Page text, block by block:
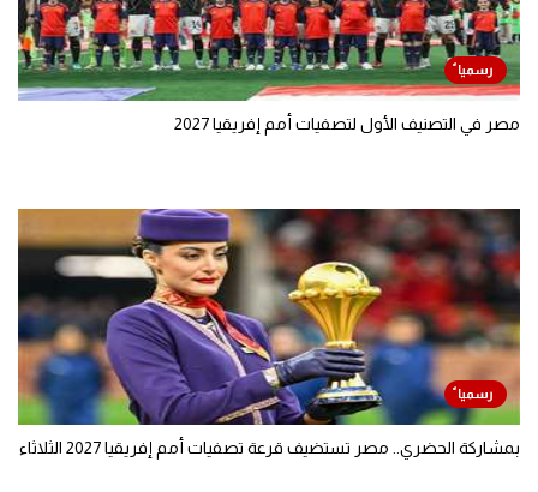
مصر في التصنيف الأول لتصفيات أمم إفريقيا 2027
بمشاركة الحضري.. مصر تستضيف قرعة تصفيات أمم إفريقيا 2027 الثلاثاء